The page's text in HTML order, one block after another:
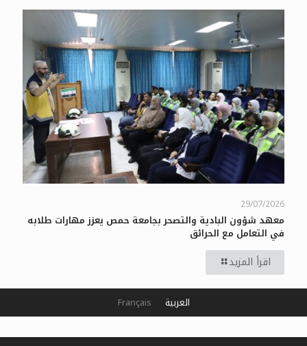
29/07/2026
معهد شؤون البادية والتصحر بجامعة حمص يعزز مهارات طلابه
في التعامل مع الحرائق
اقرأ المزيد
العربية Français